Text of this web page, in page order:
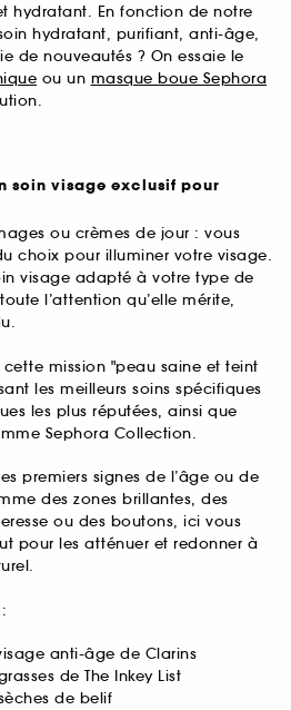
hydratant. En fonction de notre
hydratant, purifiant, anti-âge,
de nouveautés ? On essaie le
ou un masque boue Sephora
soin visage exclusif pour
ou crèmes de jour : vous
choix pour illuminer votre visage.
visage adapté à votre type de
l’attention qu’elle mérite,
mission "peau saine et teint
les meilleurs soins spécifiques
les plus réputées, ainsi que
Sephora Collection.
premiers signes de l’âge ou de
des zones brillantes, des
ou des boutons, ici vous
pour les atténuer et redonner à
anti-âge de Clarins
de The Inkey List
de belif